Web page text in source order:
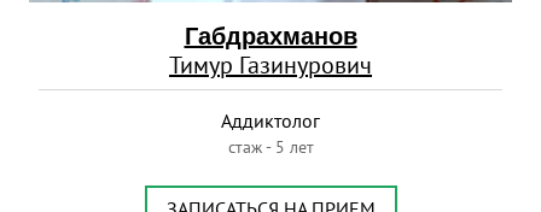
Габдрахманов
Тимур Газинурович
Аддиктолог
стаж - 5 лет